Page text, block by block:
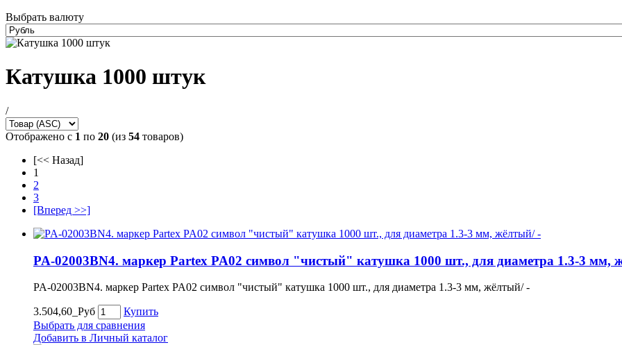
Выбрать валюту
Катушка 1000 штук
/
Отображено с 1 по 20 (из 54 товаров)
[<< Назад]
1
2
3
[Вперед >>]
PA-02003BN4. маркер Partex PA02 символ "чистый" катушка 1000 шт., для диаметра 1.3-3 мм,
PA-02003BN4. маркер Partex PA02 символ "чистый" катушка 1000 шт., для диаметра 1.3-3 мм, жёлтый/ -
3.504,60_Руб
Купить
Выбрать для сравнения
Добавить в Личный каталог